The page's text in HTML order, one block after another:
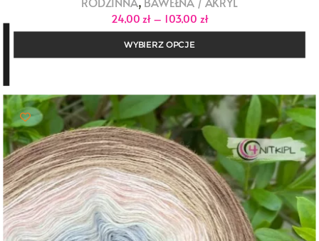
24,00 zł – 103,00 złZakres
cen:
do
WYBIERZ OPCJE